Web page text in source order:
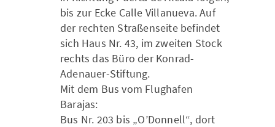
bis zur Ecke Calle Villanueva. Auf
der rechten Straßenseite befindet
sich Haus Nr. 43, im zweiten Stock
rechts das Büro der Konrad-
Adenauer-Stiftung.
Mit dem Bus vom Flughafen
Barajas:
Bus Nr. 203 bis „O’Donnell“, dort